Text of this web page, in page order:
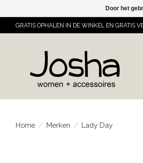
GRATIS OPHALEN IN DE WINKEL EN GRATIS
Home / Merken / Lady Day
Door het